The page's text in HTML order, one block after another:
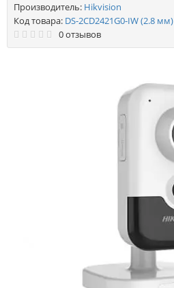
Производитель: Hikvision
Код товара: DS-2CD2421G0-IW (2.8 мм)
0 отзывов